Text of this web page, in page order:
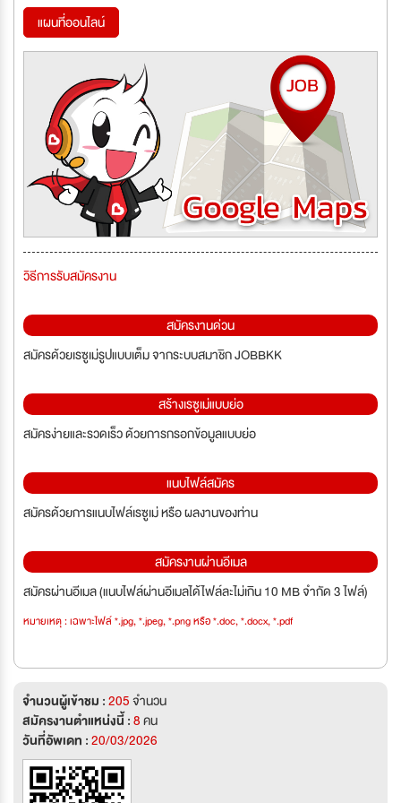
แผนที่ออนไลน์
วิธีการรับสมัครงาน
สมัครงานด่วน
สมัครด้วยเรซูเม่รูปแบบเต็ม จากระบบสมาชิก JOBBKK
สร้างเรซูเม่แบบย่อ
สมัครง่ายและรวดเร็ว ด้วยการกรอกข้อมูลแบบย่อ
แนบไฟล์สมัคร
สมัครด้วยการแนบไฟล์เรซูเม่ หรือ ผลงานของท่าน
สมัครงานผ่านอีเมล
สมัครผ่านอีเมล (แนบไฟล์ผ่านอีเมลได้ไฟล์ละไม่เกิน 10 MB จำกัด 3 ไฟล์)
หมายเหตุ : เฉพาะไฟล์ *.jpg, *.jpeg, *.png หรือ *.doc, *.docx, *.pdf
จำนวนผู้เข้าชม :205จำนวน
สมัครงานตำแหน่งนี้ :8คน
วันที่อัพเดท :20/03/2026